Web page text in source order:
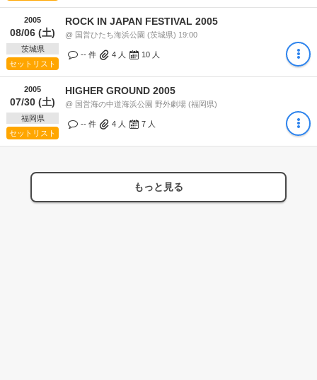
2005
08/06 (土)
茨城県
セットリスト
ROCK IN JAPAN FESTIVAL 2005
@ 国営ひたち海浜公園 (茨城県) 19:00
-- 件 4 人 10 人
2005
07/30 (土)
福岡県
セットリスト
HIGHER GROUND 2005
@ 国営海の中道海浜公園 野外劇場 (福岡県)
-- 件 4 人 7 人
もっと見る